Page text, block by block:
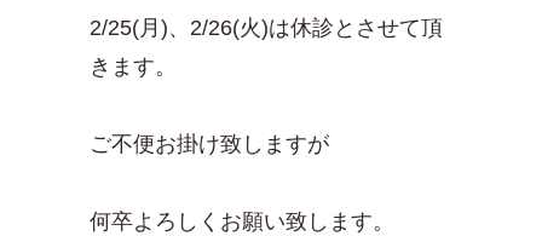
2/25(月)、2/26(火)は休診とさせて頂
きます。
ご不便お掛け致しますが
何卒よろしくお願い致します。